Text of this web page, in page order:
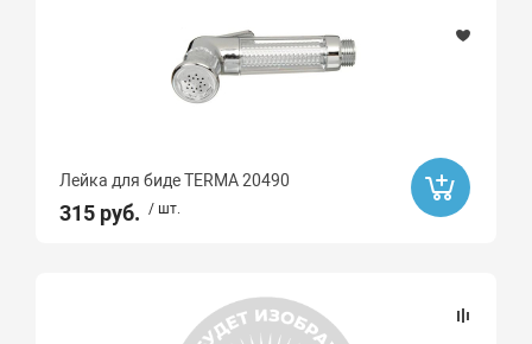
Лейка для биде TERMA 20490
315 руб. / шт.